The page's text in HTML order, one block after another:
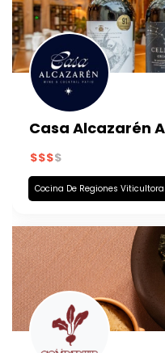
Casa Alcazarén
Cocina De Regiones